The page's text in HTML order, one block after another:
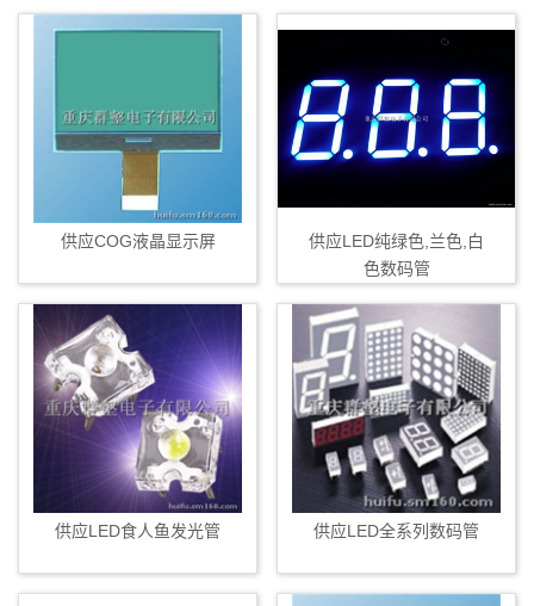
供应COG液晶显示屏
供应LED纯绿色,兰色,白
色数码管
供应LED食人鱼发光管 供应LED全系列数码管